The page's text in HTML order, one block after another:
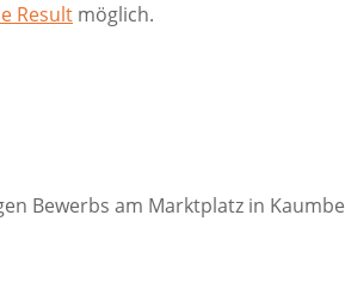
Result möglich.
Bewerbs am Marktplatz in